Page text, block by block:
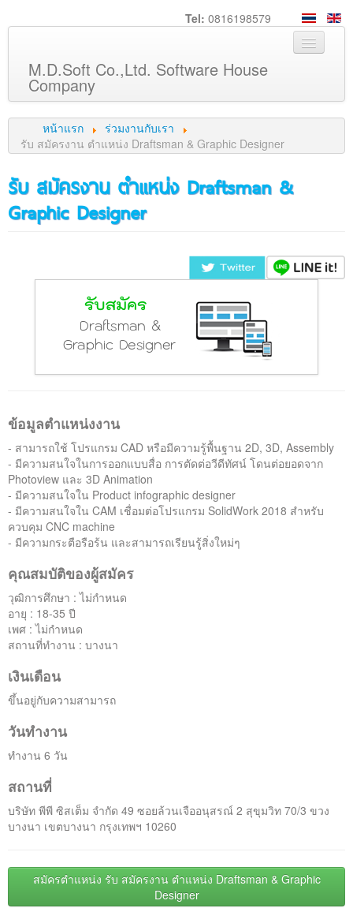
Tel: 0816198579
M.D.Soft Co.,Ltd. Software House
Company
หน้าหลัก
เกี่ยวกับเรา
สินค้า
ความรู้
ภาพกิจกรรม
ร่วมงานกับเรา
ช่วยเหลือ
หน้าแรก
ร่วมงานกับเรา
รับ สมัครงาน ตำแหน่ง Draftsman & Graphic Designer
รับ สมัครงาน ตำแหน่ง Draftsman &
Graphic Designer
ข้อมูลตำแหน่งงาน
- สามารถใช้ โปรแกรม CAD หรือมีความรู้พื้นฐาน 2D, 3D, Assembly
- มีความสนใจในการออกแบบสื่อ การตัดต่อวีดีทัศน์ โดนต่อยอดจาก
Photoview และ 3D Animation
- มีความสนใจใน Product infographic designer
- มีความสนใจใน CAM เชื่อมต่อโปรแกรม SolidWork 2018 สำหรับ
ควบคุม CNC machine
- มีความกระตือรือร้น และสามารถเรียนรู้สิ่งใหม่ๆ
คุณสมบัติของผู้สมัคร
วุฒิการศึกษา : ไม่กำหนด
อายุ : 18-35 ปี
เพศ : ไม่กำหนด
สถานที่ทำงาน : บางนา
เงินเดือน
ขึ้นอยู่กับความสามารถ
วันทำงาน
ทำงาน 6 วัน
สถานที่
บริษัท พีพี ซิสเต็ม จำกัด 49 ซอยล้วนเจืออนุสรณ์ 2 สุขุมวิท 70/3 ขวง
บางนา เขตบางนา กรุงเทพฯ 10260
สมัครตำแหน่ง รับ สมัครงาน ตำแหน่ง Draftsman & Graphic
Designer